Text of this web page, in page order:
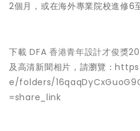
2個月，或在海外專業院校進修6
下載DFA 香港青年設計才俊獎
及高清新聞相片，請瀏覽：
e/folders/
=share_link